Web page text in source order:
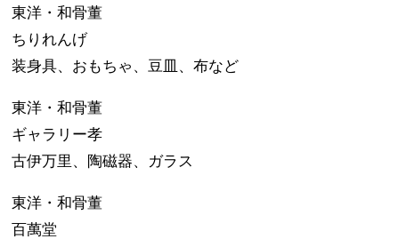
東洋・和骨董
ちりれんげ
装身具、おもちゃ、豆皿、布など
東洋・和骨董
ギャラリー孝
古伊万里、陶磁器、ガラス
東洋・和骨董
百萬堂